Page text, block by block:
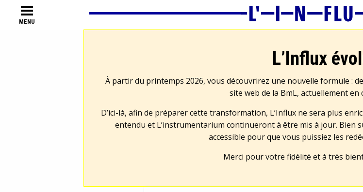
MENU
L’Influx
À partir du printemps 2026, vous découvrirez une nouvelle formule :
site web de la BmL, actuellement en
D’ici-là, afin de préparer cette transformation, L’Influx ne sera plus
entendu et L’instrumentarium continueront à être mis à jour. Bien
accessible pour que vous puissiez les
Merci pour votre fidélité et à très